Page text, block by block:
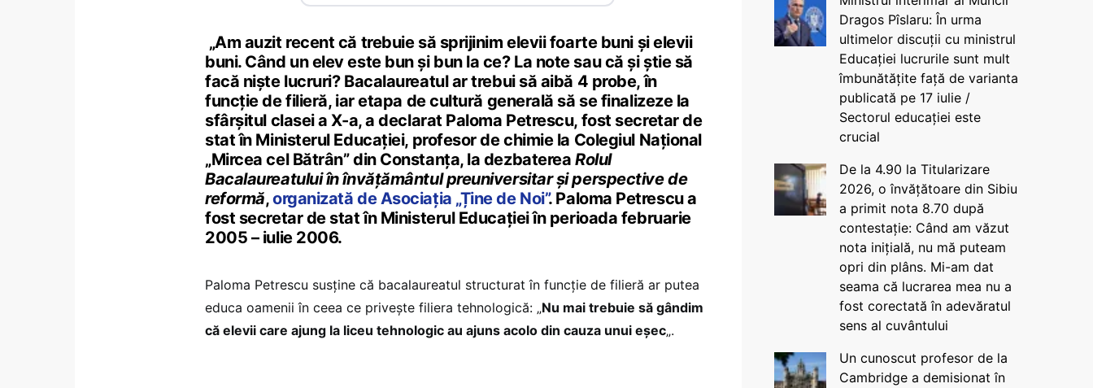
„Am auzit recent că trebuie să sprijinim elevii foarte buni și elevii
buni. Când un elev este bun și bun la ce? La note sau că și știe să
facă niște lucruri? Bacalaureatul ar trebui să aibă 4 probe, în
funcție de filieră, iar etapa de cultură generală să se finalizeze la
sfârșitul clasei a X-a, a declarat Paloma Petrescu, fost secretar de
stat în Ministerul Educaţiei, profesor de chimie la Colegiul Național
„Mircea cel Bătrân” din Constanța, la dezbaterea Rolul
Bacalaureatului în învățământul preuniversitar și perspective de
reformă,organizată de Asociația „Ține de Noi”. Paloma Petrescu a
fost secretar de stat în Ministerul Educației în perioada februarie
2005 – iulie 2006.
Paloma Petrescu susține că bacalaureatul structurat în funcție de filieră ar putea
educa oamenii în ceea ce privește filiera tehnologică: „Nu mai trebuie să gândim
că elevii care ajung la liceu tehnologic au ajuns acolo din cauza unui eșec„.
Dragos Pîslaru: În urma
ultimelor discuții cu ministrul
Educației lucrurile sunt mult
îmbunătățite față de varianta
publicată pe 17 iulie /
Sectorul educației este
crucial
De la 4.90 la Titularizare
2026, o învățătoare din Sibiu
a primit nota 8.70 după
contestație: Când am văzut
nota inițială, nu mă puteam
opri din plâns. Mi-am dat
seama că lucrarea mea nu a
fost corectată în adevăratul
sens al cuvântului
Un cunoscut profesor de la
Cambridge a demisionat în